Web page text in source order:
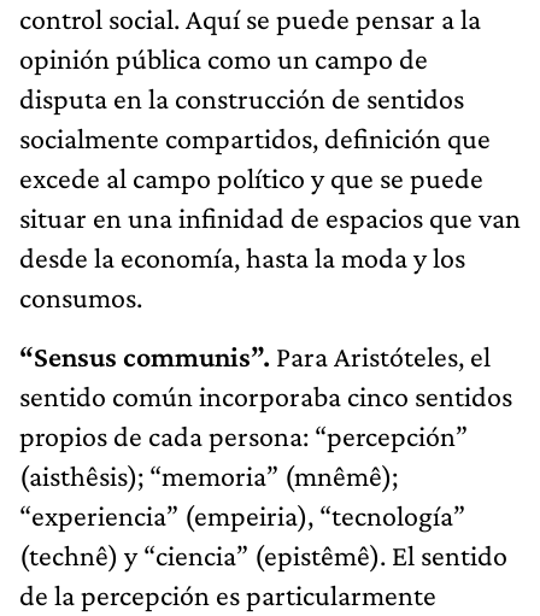
control social. Aquí se puede pensar a la
opinión pública como un campo de
disputa en la construcción de sentidos
socialmente compartidos, definición que
excede al campo político y que se puede
situar en una infinidad de espacios que van
desde la economía, hasta la moda y los
consumos.
“Sensus communis”. Para Aristóteles, el
sentido común incorporaba cinco sentidos
propios de cada persona: “percepción”
(aisthêsis); “memoria” (mnêmê);
“experiencia” (empeiria), “tecnología”
(technê) y “ciencia” (epistêmê). El sentido
de la percepción es particularmente